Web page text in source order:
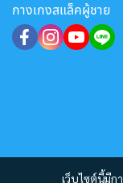
เว็บไซต์นี้มีก
กางเกงสแล็คผู้ชาย